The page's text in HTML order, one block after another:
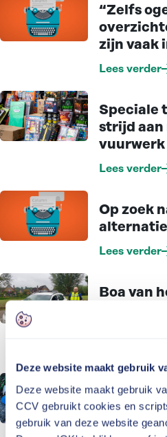
Deze website maakt gebruik
Deze website maakt gebruik
CCV gebruikt cookies en
gebruik van deze website
“Zelfs
zijn vaak
Lees verder
Speciale
strijd aan
vuurwerk
Lees verder
Op zoek
Lees verder
Boa van
werk is
Creatief
uitdaging
Lees verder